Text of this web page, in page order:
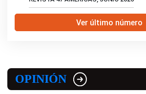
Ver último número
OPINIÓN